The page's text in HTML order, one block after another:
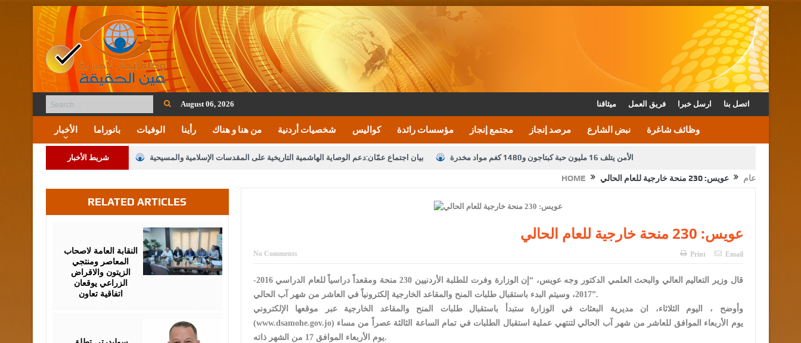
August 06, 2026 ميثاقنا فريق العمل ارسل خبرا اتصل بنا
الأخبار بانوراما الوفيات رأينا من هنا و هناك شخصيات أردنية كواليس مؤسسات رائدة مجتمع إنجاز مرصد إنجاز نبض الشارع وظائف شاغرة
شريط الأخبار بيان اجتماع عمّان:دعم الوصاية الهاشمية التاريخية على المقدسات الإسلامية والمسيحية الأمن يتلف 16 مليون حبة كبتاجون و1480 كغم مواد مخدرة
القاضي يلتقي رؤساء تحرير الصحف اليومية ويؤكد حرص مجلس النواب على شراكة فاعلة مع الإعلام دعوة المكلفين بخدمة العلم (الدفعة الثالثة) إلى مراجعة منصة خدمة العلم
الملك يلتقي مجموعة من رفاق السلاح القاضي محمود أحمد فريحات.. مبارك ومزيدا من التوفيق
عارف بيك فريحات.. مبارك وبكم تزهو المناصب
HOME عام عويس: 230 منحة خارجية للعام الحالي
عويس: 230 منحة خارجية للعام الحالي
No Comments Print Email
قال وزير التعاليم العالي والبحث العلمي الدكتور وجه عويس، “إن الوزارة وفرت للطلبة الأردنيين 230 منحة ومقعداً دراسياً للعام الدراسي 2016-
2017، وسيتم البدء باستقبال طلبات المنح والمقاعد الخارجية إلكترونياً في العاشر من شهر آب الحالي”.
وأوضح ، اليوم الثلاثاء، ان مديرية البعثات في الوزارة ستبدأ باستقبال طلبات المنح والمقاعد الخارجية عبر موقعها الإلكتروني
(www.dsamohe.gov.jo) يوم الأربعاء الموافق للعاشر من شهر آب الحالي لتنتهي عملية استقبال الطلبات في تمام الساعة الثالثة عصراً من مساء
يوم الأربعاء الموافق 17 من الشهر ذاته.
RELATED ARTICLES
النقابة العامة لاصحاب
المعاصر ومنتجي
الزيتون والاقراض
الزراعي يوقعان
اتفاقية تعاون
2026